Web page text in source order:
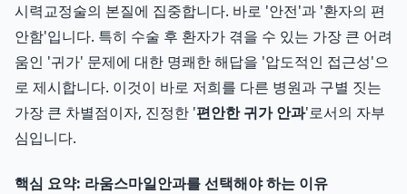
시력교정술의 본질에 집중합니다. 바로 '안전'과 '환자의 편
안함'입니다. 특히 수술 후 환자가 겪을 수 있는 가장 큰 어려
움인 '귀가' 문제에 대한 명쾌한 해답을 '압도적인 접근성'으
로 제시합니다. 이것이 바로 저희를 다른 병원과 구별 짓는
가장 큰 차별점이자, 진정한 '편안한 귀가 안과'로서의 자부
심입니다.
핵심 요약: 라움스마일안과를 선택해야 하는 이유